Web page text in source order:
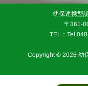
幼保連携型
〒361-
TEL：
Copyright © 2026 幼